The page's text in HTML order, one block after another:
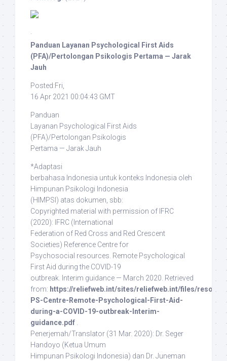
·
Panduan Layanan Psychological First Aids
(PFA)/Pertolongan Psikologis Pertama — Jarak
Jauh
Posted:Fri,
16 Apr 2021 00:04:43 GMT
Panduan
Layanan Psychological First Aids
(PFA)/Pertolongan Psikologis
Pertama — Jarak Jauh
*Adaptasi
berbahasa Indonesia untuk konteks Indonesia oleh
Himpunan Psikologi Indonesia
(HIMPSI) atas dokumen, sbb:
Copyrighted material with permission of IFRC
(2020): IFRC (International
Federation of Red Cross and Red Crescent
Societies) Reference Centre for
Psychosocial resources. Remote Psychological
First Aid during the COVID-19
outbreak. Interim guidance — March 2020. Retrieved
from: https://reliefweb.int/sites/reliefweb.int/files/
PS-Centre-Remote-Psychological-First-Aid-
during-a-COVID-19-outbreak-Interim-
guidance.pdf .
Penerjemah/Translator (31 Mar. 2020): Dr. Seger
Handoyo (Ketua Umum
Himpunan Psikologi Indonesia) dan Dr. Juneman